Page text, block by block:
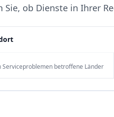
ob Dienste in Ihrer
Serviceproblemen betroffene Länder